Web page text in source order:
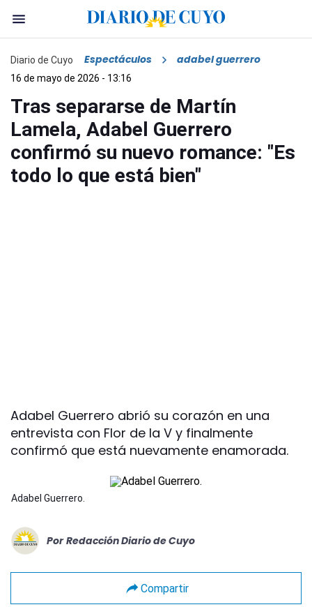
Diario de Cuyo Espectáculos adabel guerrero
16 de mayo de 2026 - 13:16
Tras separarse de Martín
Lamela, Adabel Guerrero
confirmó su nuevo romance: "Es
todo lo que está bien"
Adabel Guerrero abrió su corazón en una
entrevista con Flor de la V y finalmente
confirmó que está nuevamente enamorada.
Adabel Guerrero .
Por Redacción Diario de Cuyo
Compartir